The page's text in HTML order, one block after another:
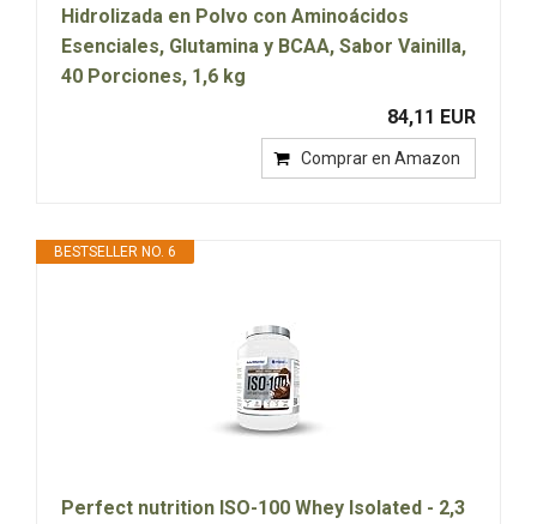
Hidrolizada en Polvo con Aminoácidos
Esenciales, Glutamina y BCAA, Sabor Vainilla,
40 Porciones, 1,6 kg
84,11 EUR
Comprar en Amazon
BESTSELLER NO. 6
Perfect nutrition ISO-100 Whey Isolated - 2,3